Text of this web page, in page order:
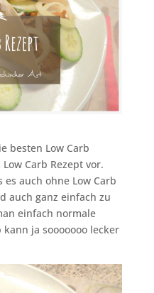
besten Low Carb
Carb Rezept vor.
es auch ohne Low Carb
auch ganz einfach zu
einfach normale
ja sooooooo lecker